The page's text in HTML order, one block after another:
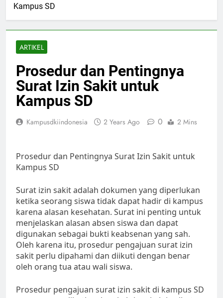
Kampus SD
ARTIKEL
Prosedur dan Pentingnya
Surat Izin Sakit untuk
Kampus SD
Kampusdkiindonesia 2 Years Ago 0 2 Mins
Prosedur dan Pentingnya Surat Izin Sakit untuk
Kampus SD
Surat izin sakit adalah dokumen yang diperlukan
ketika seorang siswa tidak dapat hadir di kampus
karena alasan kesehatan. Surat ini penting untuk
menjelaskan alasan absen siswa dan dapat
digunakan sebagai bukti keabsenan yang sah.
Oleh karena itu, prosedur pengajuan surat izin
sakit perlu dipahami dan diikuti dengan benar
oleh orang tua atau wali siswa.
Prosedur pengajuan surat izin sakit di kampus SD